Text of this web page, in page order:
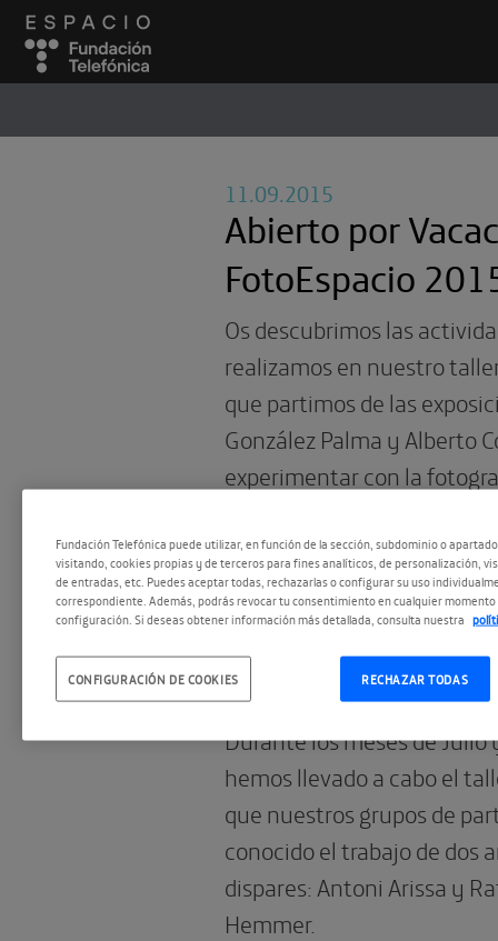
11.09.2015
Abierto por
FotoEspacio
Os descubrimos las
realizamos en nuestro
que partimos de las
González Palma y Alberto
experimentar con la
28.08.2014
Taller Abierto por
Vacaciones 2014
Durante los meses de
hemos llevado a cabo el
que nuestros grupos de
conocido el trabajo de dos
dispares: Antoni Arissa y
Hemmer.
Fundación Telefónica puede utilizar, en función de la sección, subdominio o
visitando, cookies propias y de terceros para fines analíticos, de personalización,
de entradas, etc. Puedes aceptar todas, rechazarlas o configurar su uso
correspondiente. Además, podrás revocar tu consentimiento en cualquier momento
configuración. Si deseas obtener información más detallada, consulta nuestra
RECHAZAR TODAS
CONFIGURACIÓN DE COOKIES